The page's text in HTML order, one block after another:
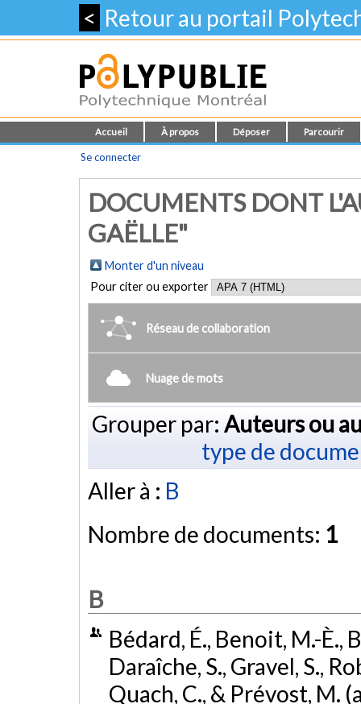
< Retour au portail
Accueil À propos Déposer Parcourir
Se connecter
DOCUMENTS DONT
GAËLLE"
Monter d'un niveau
Pour citer ou exporter
Réseau de collaboration
Nuage de mots
Grouper par: Auteurs ou
type de
Aller à : B
Nombre de documents: 1
B
Bédard, É., Benoit, M.-È.,
Daraîche, S., Gravel, S.,
Quach, C., & Prévost, M.